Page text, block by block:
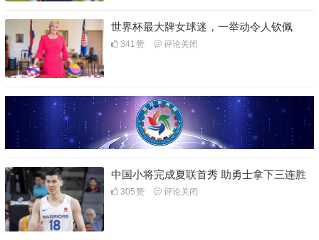
世界杯最大牌女球迷，一举动令人钦佩
341赞 评论关闭
中国小将完成夏联首秀 助勇士拿下三连胜
305赞 评论关闭